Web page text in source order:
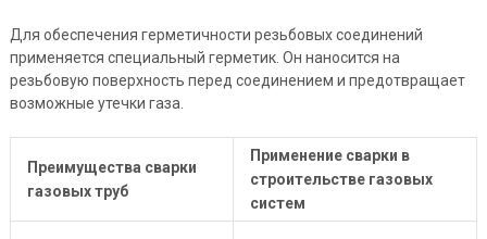
Для обеспечения герметичности резьбовых соединений
применяется специальный герметик. Он наносится на
резьбовую поверхность перед соединением и предотвращает
возможные утечки газа.
Преимущества сварки
газовых труб
Применение сварки в
строительстве газовых
систем